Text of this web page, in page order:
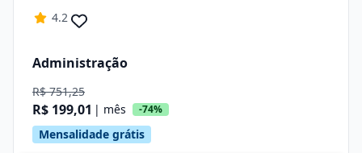
4.2
Administração
R$ 751,25
R$ 199,01 | mês -74%
Mensalidade grátis